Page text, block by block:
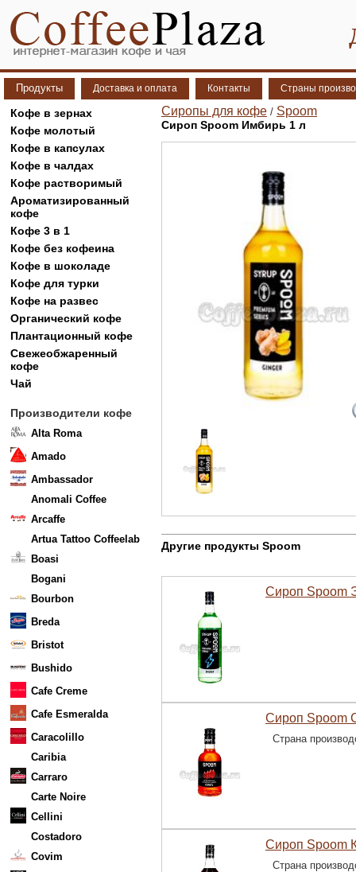
Продукты Доставка и оплата Контакты Страны
Кофе в зернах
Кофе молотый
Кофе в капсулах
Кофе в чалдах
Кофе растворимый
Ароматизированный
кофе
Кофе 3 в 1
Кофе без кофеина
Кофе в шоколаде
Кофе для турки
Кофе на развес
Органический кофе
Плантационный кофе
Свежеобжаренный
кофе
Чай
Производители кофе
Alta Roma
Amado
Ambassador
Anomali Coffee
Arcaffe
Artua Tattoo Coffeelab
Boasi
Bogani
Bourbon
Breda
Bristot
Bushido
Cafe Creme
Cafe Esmeralda
Caracolillo
Caribia
Carraro
Carte Noire
Cellini
Costadoro
Covim
Сиропы для кофе / Spoom
Сироп Spoom Имбирь 1 л
Другие продукты Spoom
Сироп Spoom
Сироп Spoom
Страна
Сироп Spoom
Страна